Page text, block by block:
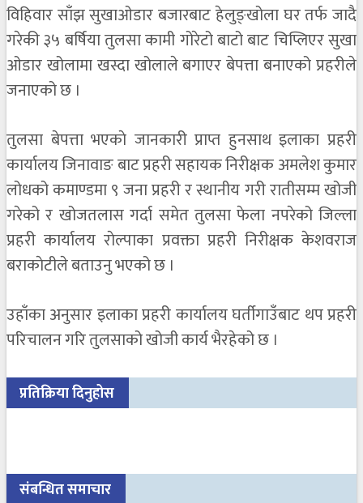
विहिवार साँझ सुखाओडार बजारबाट हेलुङ्खोला घर तर्फ जादै
गरेकी ३५ बर्षिया तुलसा कामी गोरेटो बाटो बाट चिप्लिएर सुखा
ओडार खोलामा खस्दा खोलाले बगाएर बेपत्ता बनाएको प्रहरीले
जनाएको छ ।
तुलसा बेपत्ता भएकाे जानकारी प्राप्त हुनसाथ इलाका प्रहरी
कार्यालय जिनावाङ बाट प्रहरी सहायक निरीक्षक अमलेश कुमार
लोधको कमाण्डमा ९ जना प्रहरी र स्थानीय गरी रातीसम्म खोजी
गरेको र खोजतलास गर्दा समेत तुलसा फेला नपरेको जिल्ला
प्रहरी कार्यालय राेल्पाका प्रवक्ता प्रहरी निरीक्षक केशवराज
बराकाेटीले बताउनु भएको छ ।
उहाँका अनुसार इलाका प्रहरी कार्यालय घर्तीगाउँबाट थप प्रहरी
परिचालन गरि तुलसाको खोजी कार्य भैरहेको छ ।
प्रतिक्रिया दिनुहोस
संबन्धित समाचार